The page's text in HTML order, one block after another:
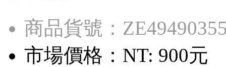
商品貨號：
市場價格： NT: 900元